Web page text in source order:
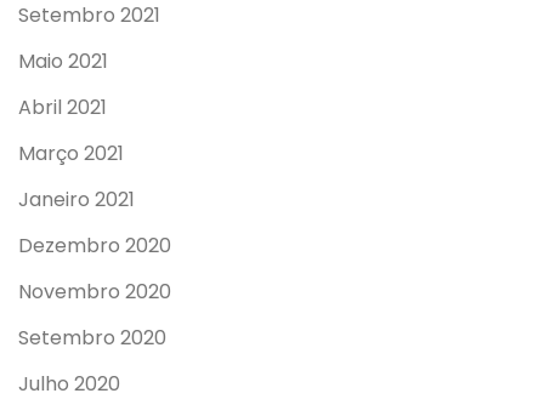
Setembro 2021
Maio 2021
Abril 2021
Março 2021
Janeiro 2021
Dezembro 2020
Novembro 2020
Setembro 2020
Julho 2020